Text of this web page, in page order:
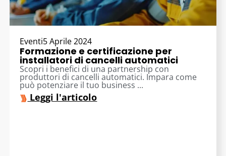
Eventi5 Aprile 2024
Formazione e certificazione per
installatori di cancelli automatici
Scopri i benefici di una partnership con
produttori di cancelli automatici. Impara come
può potenziare il tuo business ...
Leggi l'articolo